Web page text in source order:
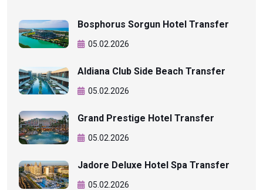
Bosphorus Sorgun Hotel Transfer
05.02.2026
Aldiana Club Side Beach Transfer
05.02.2026
Grand Prestige Hotel Transfer
05.02.2026
Jadore Deluxe Hotel Spa Transfer
05.02.2026